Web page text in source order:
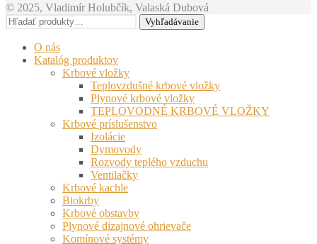
© 2025, Vladimír Holubčík, Valaská Dubová
Hľadať:
Vyhľadávanie
O nás
Katalóg produktov
Krbové vložky
Teplovzdušné krbové vložky
Plynové krbové vložky
TEPLOVODNÉ KRBOVÉ VLOŽKY
Krbové príslušenstvo
Izolácie
Dymovody
Rozvody teplého vzduchu
Ventilačky
Krbové kachle
Biokrby
Krbové obstavby
Plynové dizajnové ohrievače
Komínové systémy